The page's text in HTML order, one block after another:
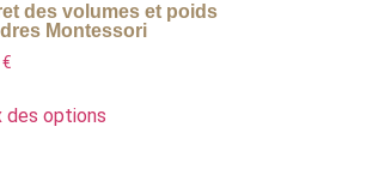
des volumes et poids
Montessori
€
des options